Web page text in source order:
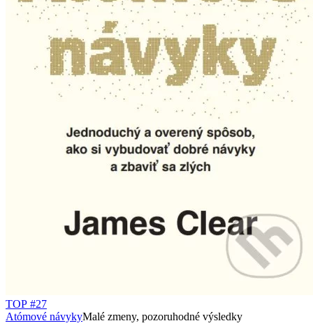
TOP #27
Atómové návykyMalé zmeny, pozoruhodné výsledky